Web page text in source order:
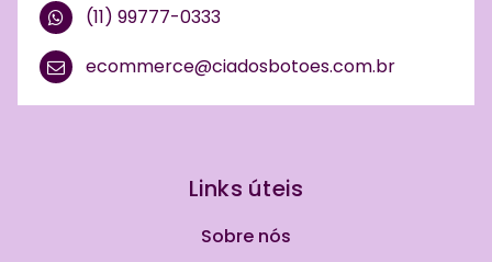
(11) 99777-0333
ecommerce@ciadosbotoes.com.br
Links úteis
Sobre nós